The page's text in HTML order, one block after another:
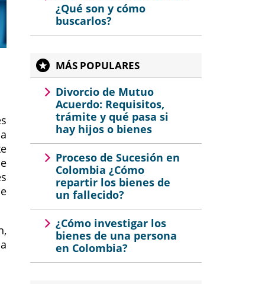
¿Qué son y cómo
buscarlos?
MÁS POPULARES
Divorcio de Mutuo
Acuerdo: Requisitos,
trámite y qué pasa si
hay hijos o bienes
Proceso de Sucesión en
Colombia ¿Cómo
repartir los bienes de
un fallecido?
¿Cómo investigar los
bienes de una persona
en Colombia?